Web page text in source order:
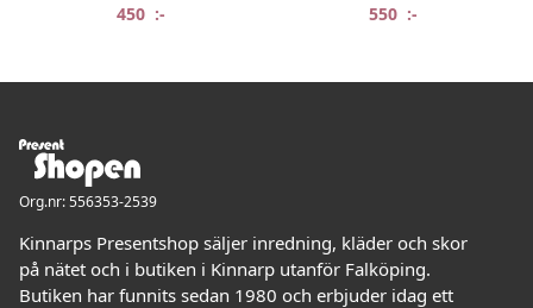
450 :- 550 :-
Org.nr: 556353-2539
Kinnarps Presentshop säljer inredning, kläder och skor
på nätet och i butiken i Kinnarp utanför Falköping.
Butiken har funnits sedan 1980 och erbjuder idag ett